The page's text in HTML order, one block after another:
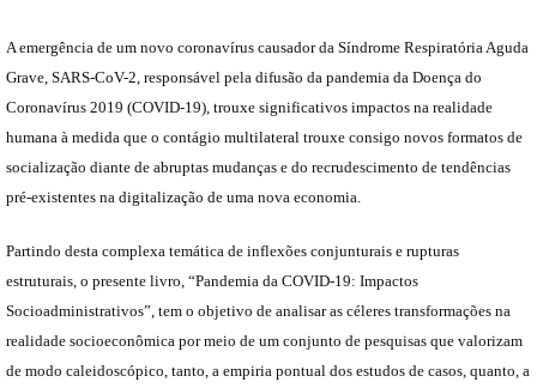
A emergência de um novo coronavírus causador da Síndrome Respiratória Aguda
Grave, SARS-CoV-2, responsável pela difusão da pandemia da Doença do
Coronavírus 2019 (COVID-19), trouxe significativos impactos na realidade
humana à medida que o contágio multilateral trouxe consigo novos formatos de
socialização diante de abruptas mudanças e do recrudescimento de tendências
pré-existentes na digitalização de uma nova economia.
Partindo desta complexa temática de inflexões conjunturais e rupturas
estruturais, o presente livro, “Pandemia da COVID-19: Impactos
Socioadministrativos”, tem o objetivo de analisar as céleres transformações na
realidade socioeconômica por meio de um conjunto de pesquisas que valorizam
de modo caleidoscópico, tanto, a empiria pontual dos estudos de casos, quanto, a